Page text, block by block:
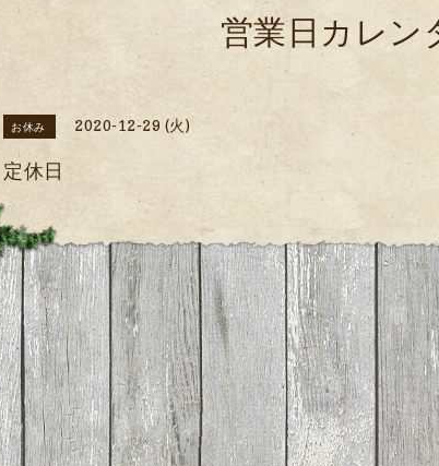
営業日カレン
お休み 2020-12-29 (火)
定休日